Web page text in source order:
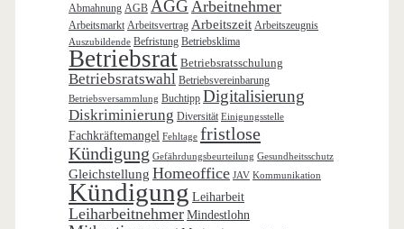
Abmahnung AGB AGG Arbeitnehmer
Arbeitsmarkt Arbeitsvertrag Arbeitszeit Arbeitszeugnis
Auszubildende Befristung Betriebsklima
Betriebsrat Betriebsratsschulung
Betriebsratswahl Betriebsvereinbarung
Betriebsversammlung Buchtipp Digitalisierung
Diskriminierung Diversität Einigungsstelle
Fachkräftemangel Fehltage fristlose
Kündigung Gefährdungsbeurteilung Gesundheitsschutz
Gleichstellung Homeoffice JAV Kommunikation
Kündigung Leiharbeit
Leiharbeitnehmer Mindestlohn